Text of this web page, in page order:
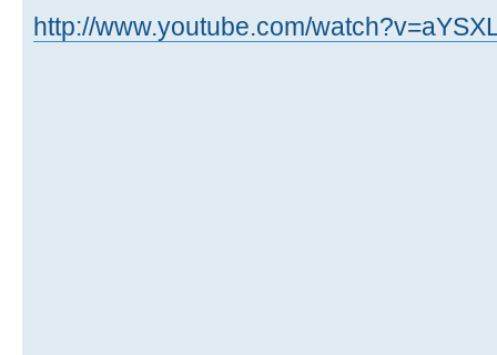
http://www.youtube.com/